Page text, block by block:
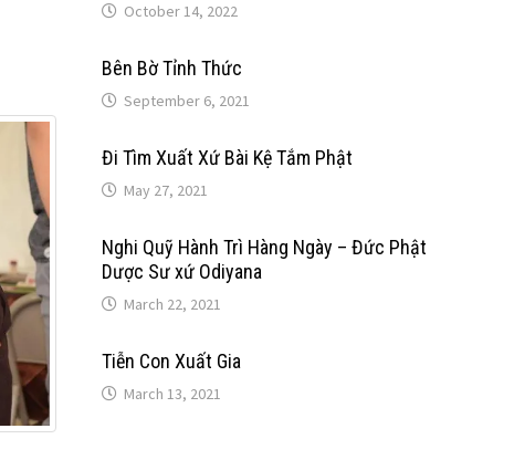
October 14, 2022
Bên Bờ Tỉnh Thức
September 6, 2021
Đi Tìm Xuất Xứ Bài Kệ Tắm Phật
May 27, 2021
Nghi Quỹ Hành Trì Hàng Ngày – Đức Phật
Dược Sư xứ Odiyana
March 22, 2021
Tiễn Con Xuất Gia
March 13, 2021